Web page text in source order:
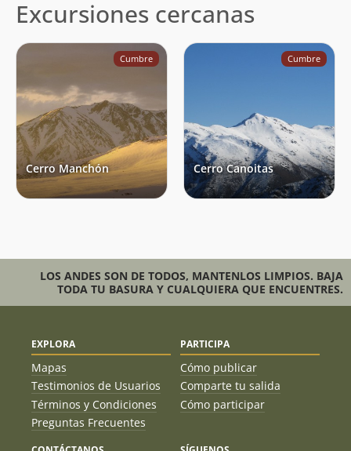
15/11/20 Ignacio Sanhueza
08/11/20 Álvaro Vivanco
08/09/19
José Antonio Mena
Joaquín Prado
Francisco Javier Prado Cánepa
07/07/19
Cristian Cordero Jimenez
14/04/19
Ignacio Sanhueza
06/04/19 Fernando González
09/02/19 Pedro Jara Flores
12/08/18 Cristobal Astaburuaga
06/05/18 Cristian Cordero Jimenez
11/03/18 Romina Varela
Excursiones cercanas
Cumbre
Cerro Manchón
Cumbre
Cerro Canoitas
LOS ANDES SON DE TODOS, MANTENLOS LIMPIOS. BAJA
TODA TU BASURA Y CUALQUIERA QUE ENCUENTRES.
EXPLORA
Mapas
Testimonios de Usuarios
Términos y Condiciones
Preguntas Frecuentes
PARTICIPA
Cómo publicar
Comparte tu salida
Cómo participar